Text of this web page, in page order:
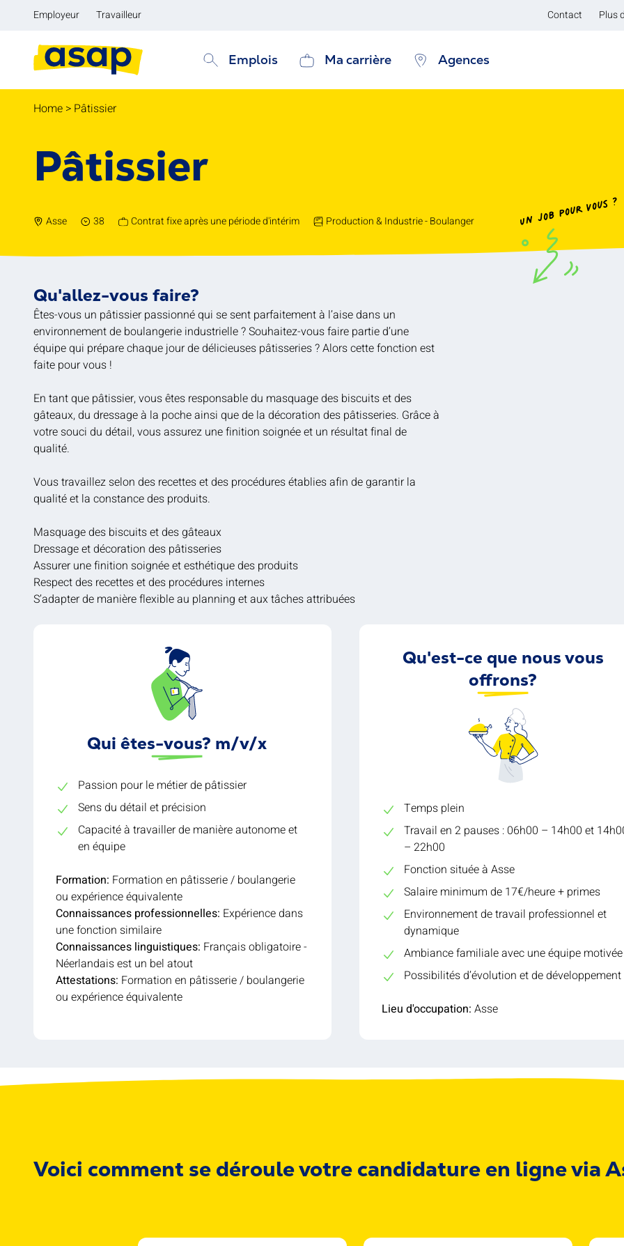
Employeur Travailleur Contact Plus
Emplois Ma carrière Agences
Home > Pâtissier
Pâtissier
Asse 38 Contrat fixe après une période d'intérim Production & Industrie - Boulanger Un job pour vous ?
Qu'allez-vous faire?
Êtes-vous un pâtissier passionné qui se sent parfaitement à l’aise dans un
environnement de boulangerie industrielle ? Souhaitez-vous faire partie d’une
équipe qui prépare chaque jour de délicieuses pâtisseries ? Alors cette fonction est
faite pour vous !
En tant que pâtissier, vous êtes responsable du masquage des biscuits et des
gâteaux, du dressage à la poche ainsi que de la décoration des pâtisseries. Grâce à
votre souci du détail, vous assurez une finition soignée et un résultat final de
qualité.
Vous travaillez selon des recettes et des procédures établies afin de garantir la
qualité et la constance des produits.
Masquage des biscuits et des gâteaux
Dressage et décoration des pâtisseries
Assurer une finition soignée et esthétique des produits
Respect des recettes et des procédures internes
S’adapter de manière flexible au planning et aux tâches attribuées
Qui êtes-vous? m/v/x
Passion pour le métier de pâtissier
Sens du détail et précision
Capacité à travailler de manière autonome et
en équipe
Formation: Formation en pâtisserie / boulangerie
ou expérience équivalente
Connaissances professionnelles: Expérience dans
une fonction similaire
Connaissances linguistiques: Français obligatoire -
Néerlandais est un bel atout
Attestations: Formation en pâtisserie / boulangerie
ou expérience équivalente
Qu'est-ce que nous vous
offrons?
Temps plein
Travail en 2 pauses : 06h00 – 14h00 et
– 22h00
Fonction située à Asse
Salaire minimum de 17€/heure + primes
Environnement de travail professionnel et
dynamique
Ambiance familiale avec une équipe motivée
Possibilités d’évolution et de développement
Lieu d'occupation: Asse
Voici comment se déroule votre candidature en ligne via